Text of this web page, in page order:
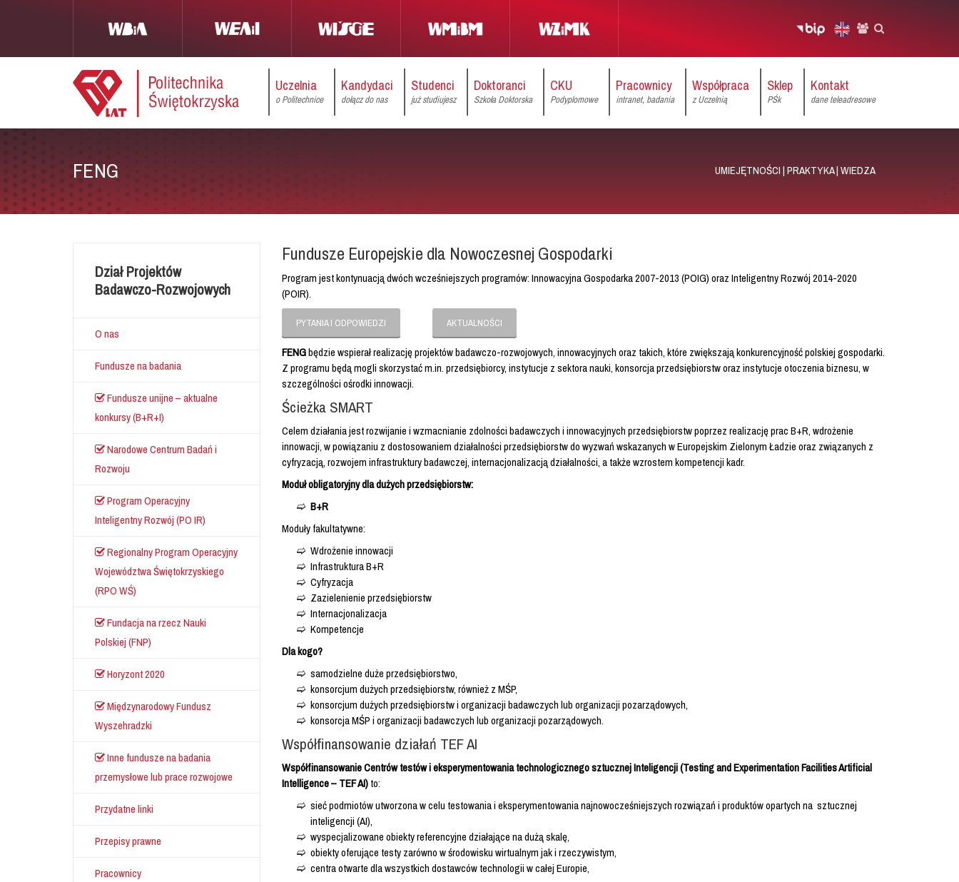
Uczelnia
o Politechnice
Kandydaci
dołącz do nas
Studenci
już studiujesz
Doktoranci
Szkoła Doktorska
CKU
Podyplomowe
Pracownicy
intranet, badania
Współpraca
z Uczelnią
Sklep
PŚk
Kontakt
dane teleadresowe
FENG UMIEJĘTNOŚCI | PRAKTYKA | WIEDZA
Fundusze Europejskie dla Nowoczesnej Gospodarki
Program jest kontynuacją dwóch wcześniejszych programów: Innowacyjna Gospodarka 2007-2013 (POIG) oraz Inteligentny Rozwój 2014-2020
(POIR).
PYTANIA I ODPOWIEDZI AKTUALNOŚCI
FENGbędzie wspierał realizację projektów badawczo-rozwojowych, innowacyjnych oraz takich, które zwiększają konkurencyjność polskiej gospodarki.
Z programu będą mogli skorzystać m.in. przedsiębiorcy, instytucje z sektora nauki, konsorcja przedsiębiorstw oraz instytucje otoczenia biznesu, w
szczególności ośrodki innowacji.
Ścieżka SMART
Celem działania jest rozwijanie i wzmacnianie zdolności badawczych i innowacyjnych przedsiębiorstw poprzez realizację prac B+R, wdrożenie
innowacji, w powiązaniu z dostosowaniem działalności przedsiębiorstw do wyzwań wskazanych w Europejskim Zielonym Ładzie oraz związanych z
cyfryzacją, rozwojem infrastruktury badawczej, internacjonalizacją działalności, a także wzrostem kompetencji kadr.
Moduł obligatoryjny dla dużych przedsiębiorstw:
B+R
Moduły fakultatywne:
Wdrożenie innowacji
Infrastruktura B+R
Cyfryzacja
Zazielenienie przedsiębiorstw
Internacjonalizacja
Kompetencje
Dla kogo?
samodzielne duże przedsiębiorstwo,
konsorcjum dużych przedsiębiorstw, również z MŚP,
konsorcjum dużych przedsiębiorstw i organizacji badawczych lub organizacji pozarządowych,
konsorcja MŚP i organizacji badawczych lub organizacji pozarządowych.
Współfinansowanie działań TEF AI
Współfinansowanie Centrów testów i eksperymentowania technologicznego sztucznej Inteligencji (Testing and Experimentation Facilities Artificial
Intelligence – TEF AI)to:
sieć podmiotów utworzona w celu testowania i eksperymentowania najnowocześniejszych rozwiązań i produktów opartych na sztucznej
inteligencji (AI),
wyspecjalizowane obiekty referencyjne działające na dużą skalę,
obiekty oferujące testy zarówno w środowisku wirtualnym jak i rzeczywistym,
centra otwarte dla wszystkich dostawców technologii w całej Europie,
Dział Projektów
Badawczo-Rozwojowych
O nas
Fundusze na badania
Fundusze unijne – aktualne
konkursy (B+R+I)
Narodowe Centrum Badań i
Rozwoju
Program Operacyjny
Inteligentny Rozwój (PO IR)
Regionalny Program Operacyjny
Województwa Świętokrzyskiego
(RPO WŚ)
Fundacja na rzecz Nauki
Polskiej (FNP)
Horyzont 2020
Międzynarodowy Fundusz
Wyszehradzki
Inne fundusze na badania
przemysłowe lub prace rozwojowe
Przydatne linki
Przepisy prawne
Pracownicy